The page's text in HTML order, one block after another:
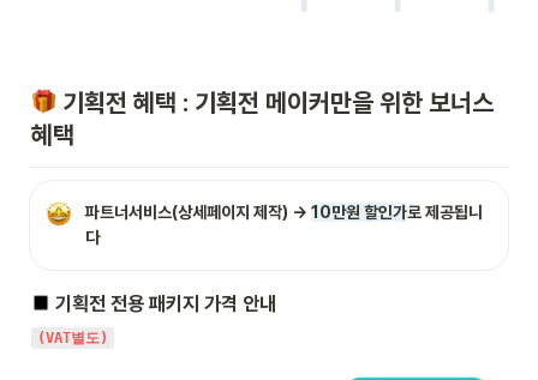
기획전 혜택 : 기획전 메이커만을 위한 보너스
혜택
파트너서비스(상세페이지 제작) → 10만원 할인가로 제공됩니
다
기획전 전용 패키지 가격 안내
(VAT별도)